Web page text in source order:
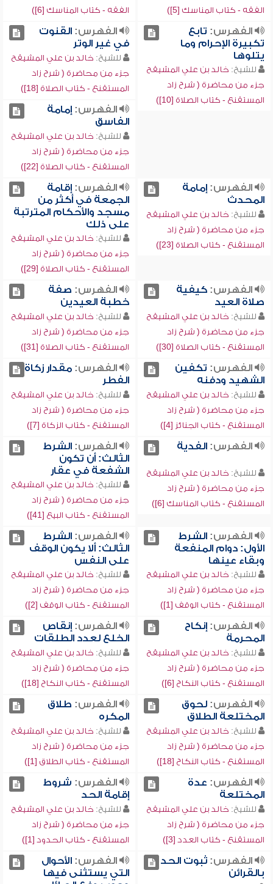
الفقه - كتاب المناسك [5])
الفقه - كتاب المناسك [6])
الفهرس: تابع
تكبيرة الإحرام وما
يتلوها
للشيخ: خالد بن علي المشيقح
جزء من محاضرة ( شرح زاد
المستقنع - كتاب الصلاة [10])
الفهرس:القنوت
في غير الوتر
للشيخ: خالد بن علي المشيقح
جزء من محاضرة ( شرح زاد
المستقنع - كتاب الصلاة [18])
الفهرس:إمامة
الفاسق
للشيخ: خالد بن علي المشيقح
جزء من محاضرة ( شرح زاد
المستقنع - كتاب الصلاة [22])
الفهرس:إمامة
المحدث
للشيخ: خالد بن علي المشيقح
جزء من محاضرة ( شرح زاد
المستقنع - كتاب الصلاة [23])
الفهرس:إقامة
الجمعة في أكثر من
مسجد والأحكام المترتبة
على ذلك
للشيخ: خالد بن علي المشيقح
جزء من محاضرة ( شرح زاد
المستقنع - كتاب الصلاة [29])
الفهرس:كيفية
صلاة العيد
للشيخ: خالد بن علي المشيقح
جزء من محاضرة ( شرح زاد
المستقنع - كتاب الصلاة [30])
الفهرس: صفة
خطبة العيدين
للشيخ: خالد بن علي المشيقح
جزء من محاضرة ( شرح زاد
المستقنع - كتاب الصلاة [31])
الفهرس: تكفين
الشهيد ودفنه
للشيخ: خالد بن علي المشيقح
جزء من محاضرة ( شرح زاد
المستقنع - كتاب الجنائز [4])
الفهرس:مقدار زكاة
الفطر
للشيخ: خالد بن علي المشيقح
جزء من محاضرة ( شرح زاد
المستقنع - كتاب الزكاة [7])
الفهرس:الفدية
للشيخ: خالد بن علي المشيقح
جزء من محاضرة ( شرح زاد
المستقنع - كتاب المناسك [6])
الفهرس:الشرط
الثالث: أن تكون
الشفعة في عقار
للشيخ: خالد بن علي المشيقح
جزء من محاضرة ( شرح زاد
المستقنع - كتاب البيع [41])
الفهرس:الشرط
الأول: دوام المنفعة
وبقاء عينها
للشيخ: خالد بن علي المشيقح
جزء من محاضرة ( شرح زاد
المستقنع - كتاب الوقف [1])
الفهرس:الشرط
الثالث: ألا يكون الوقف
على النفس
للشيخ: خالد بن علي المشيقح
جزء من محاضرة ( شرح زاد
المستقنع - كتاب الوقف [2])
الفهرس:إنكاح
المحرمة
للشيخ: خالد بن علي المشيقح
جزء من محاضرة ( شرح زاد
المستقنع - كتاب النكاح [6])
الفهرس:إنقاص
الخلع لعدد الطلقات
للشيخ: خالد بن علي المشيقح
جزء من محاضرة ( شرح زاد
المستقنع - كتاب النكاح [18])
الفهرس:لحوق
المختلعة الطلاق
للشيخ: خالد بن علي المشيقح
جزء من محاضرة ( شرح زاد
المستقنع - كتاب النكاح [18])
الفهرس: طلاق
المكره
للشيخ: خالد بن علي المشيقح
جزء من محاضرة ( شرح زاد
المستقنع - كتاب الطلاق [1])
الفهرس: عدة
المختلعة
للشيخ: خالد بن علي المشيقح
جزء من محاضرة ( شرح زاد
المستقنع - كتاب العدد [3])
الفهرس: شروط
إقامة الحد
للشيخ: خالد بن علي المشيقح
جزء من محاضرة ( شرح زاد
المستقنع - كتاب الحدود [1])
الفهرس:ثبوت الحد
بالقرائن
الفهرس:الأحوال
التي يستثنى فيها